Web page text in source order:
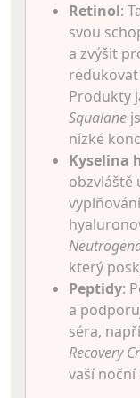
Retinol:
svou
a zvýšit
Produkty
Squalane
nízké
Kyselina
obzvláště
který
Peptidy:
a
séra,
Recovery
vaší noční